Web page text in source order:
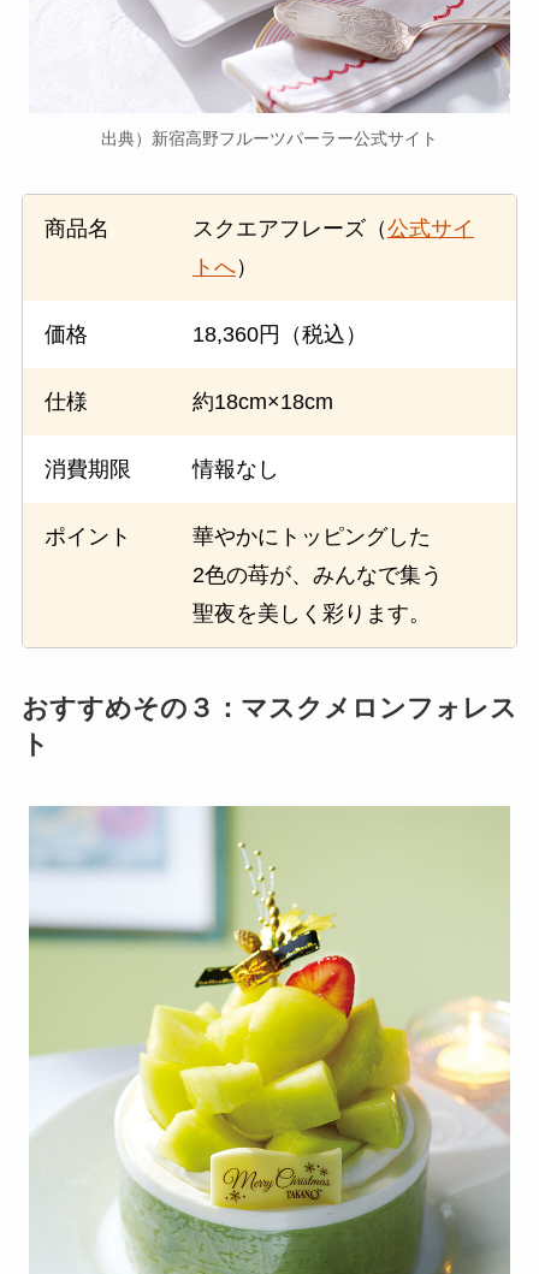
出典）新宿高野フルーツパーラー公式サイト
商品名 スクエアフレーズ（公式サイ
トへ）
価格 18,360円（税込）
仕様 約18cm×18cm
消費期限 情報なし
ポイント
華やかにトッピングした
2色の苺が、みんなで集う
聖夜を美しく彩ります。
おすすめその３：マスクメロンフォレス
ト